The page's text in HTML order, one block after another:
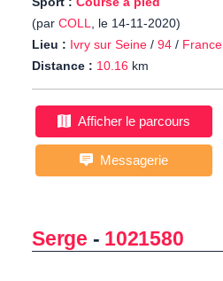
(par COLL, le 14-11-2020)
Lieu : Ivry sur Seine / 94 / France
Distance : 10.16 km
Afficher le parcours
Messagerie
Serge - 1021580